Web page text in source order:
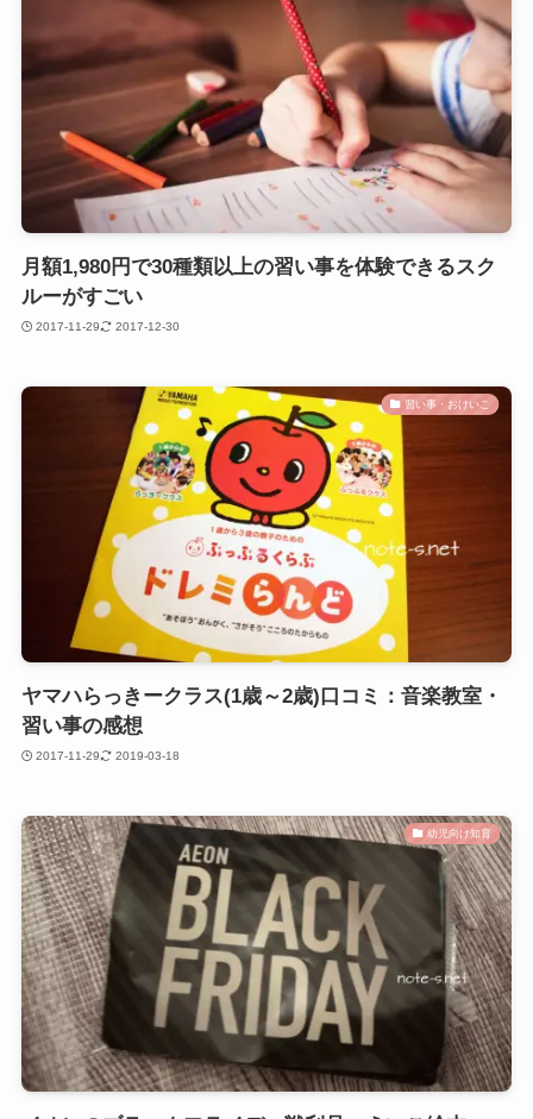
月額1,980円で30種類以上の習い事を体験できるスク
ルーがすごい
2017-11-29 2017-12-30
習い事・おけいこ
ヤマハらっきークラス(1歳～2歳)口コミ：音楽教室・
習い事の感想
2017-11-29 2019-03-18
幼児向け知育